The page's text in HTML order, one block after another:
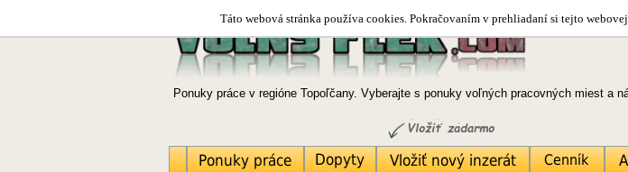
Táto webová stránka používa cookies. Pokračovaním v prehliadaní si tejto
Ponuky práce v regióne Topoľčany. Vyberajte s ponuky voľných pracovných miest a